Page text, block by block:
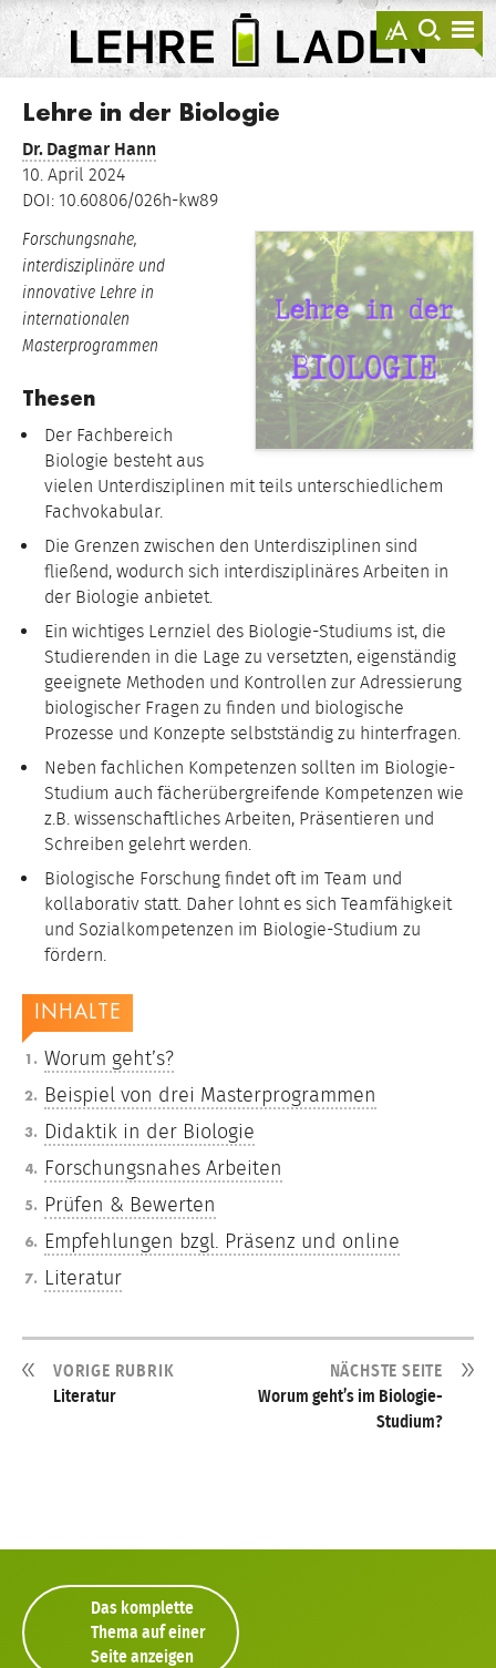
anzeigen
zur
Suche
LEHRE
LADEN
Lehre in der Biologie
Dr.Dagmar Hann
10. April 2024
DOI: 10.60806/026h-kw89
Forschungsnahe,
interdisziplinäre und
innovative Lehre in
internationalen
Masterprogrammen
Thesen
Der Fachbereich
Biologie besteht aus
vielen Unterdisziplinen mit teils unterschiedlichem
Fachvokabular.
Die Grenzen zwischen den Unterdisziplinen sind
fließend, wodurch sich interdisziplinäres Arbeiten in
der Biologie anbietet.
Ein wichtiges Lernziel des Biologie-Studiums ist, die
Studierenden in die Lage zu versetzten, eigenständig
geeignete Methoden und Kontrollen zur Adressierung
biologischer Fragen zu finden und biologische
Prozesse und Konzepte selbstständig zu hinterfragen.
Neben fachlichen Kompetenzen sollten im Biologie-
Studium auch fächerübergreifende Kompetenzen wie
z.B. wissenschaftliches Arbeiten, Präsentieren und
Schreiben gelehrt werden.
Biologische Forschung findet oft im Team und
kollaborativ statt. Daher lohnt es sich Teamfähigkeit
und Sozialkompetenzen im Biologie-Studium zu
fördern.
INHALTE
Worum geht’s?
Beispiel von drei Masterprogrammen
Didaktik in der Biologie
Forschungsnahes Arbeiten
Prüfen & Bewerten
Empfehlungen bzgl. Präsenz und online
Literatur
VORIGE RUBRIK
Literatur
NÄCHSTE SEITE
Worum geht’s im Biologie-
Studium?
Das komplette
Thema auf einer
Seite anzeigen